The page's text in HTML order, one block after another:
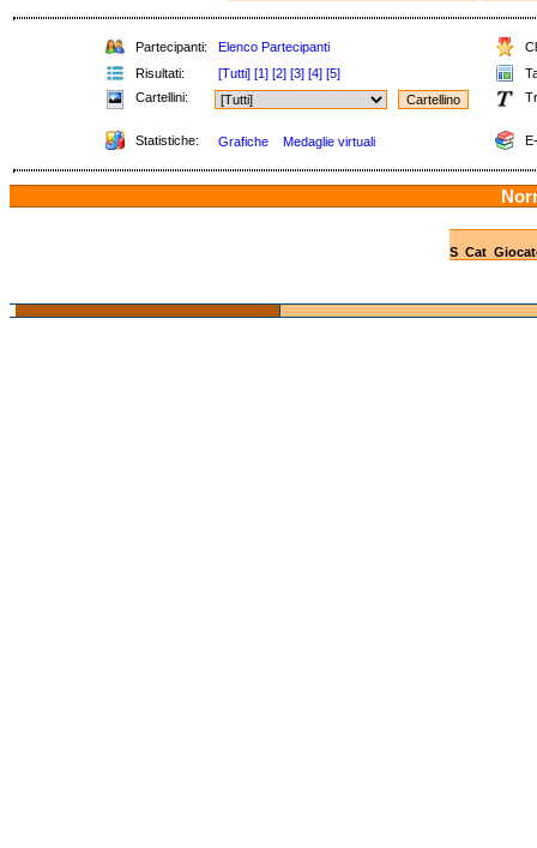
Partecipanti: Elenco Partecipanti
Risultati:
[Tutti] [1] [2] [3] [4] [5]
Cartellini:
Statistiche: Grafiche Medaglie virtuali
S Cat